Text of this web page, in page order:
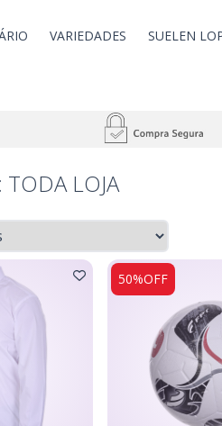
VARIEDADES SUELEN
TODA LOJA
50%OFF